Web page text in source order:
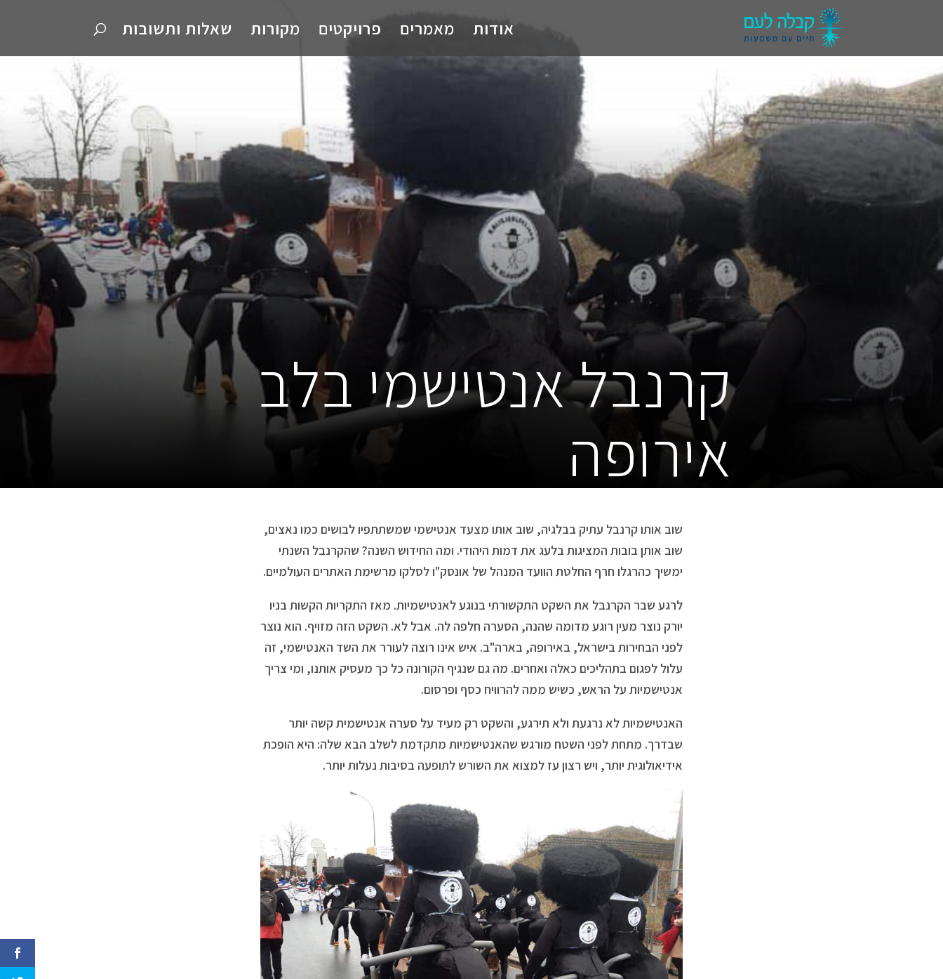
אודות מאמרים פרויקטים מקורות שאלות ותשובות
קרנבל אנטישמי בלב
אירופה
שוב אותו קרנבל עתיק בבלגיה, שוב אותו מצעד אנטישמי שמשתתפיו לבושים כמו נאצים,
שוב אותן בובות המציגות בלעג את דמות היהודי. ומה החידוש השנה? שהקרנבל השנתי
ימשיך כהרגלו חרף החלטת הוועד המנהל של אונסק"ו לסלקו מרשימת האתרים העולמיים.
לרגע שבר הקרנבל את השקט התקשורתי בנוגע לאנטישמיות. מאז התקריות הקשות בניו
יורק נוצר מעין רוגע מדומה שהנה, הסערה חלפה לה. אבל לא. השקט הזה מזויף. הוא נוצר
לפני הבחירות בישראל, באירופה, בארה"ב. איש אינו רוצה לעורר את השד האנטישמי, זה
עלול לפגום בתהליכים כאלה ואחרים. מה גם שנגיף הקורונה כל כך מעסיק אותנו, ומי צריך
אנטישמיות על הראש, כשיש ממה להרוויח כסף ופרסום.
האנטישמיות לא נרגעת ולא תירגע, והשקט רק מעיד על סערה אנטישמית קשה יותר
שבדרך. מתחת לפני השטח מורגש שהאנטישמיות מתקדמת לשלב הבא שלה: היא הופכת
אידיאולוגית יותר, ויש רצון עז למצוא את השורש לתופעה בסיבות נעלות יותר.